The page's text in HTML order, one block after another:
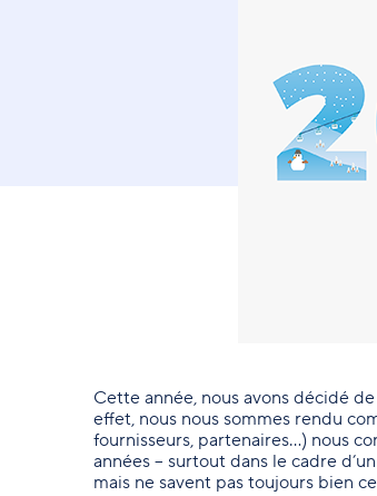
Cette année, nous avons décidé
effet, nous nous sommes rendu
fournisseurs, partenaires…) nous
années – surtout dans le cadre
mais ne savent pas toujours bien